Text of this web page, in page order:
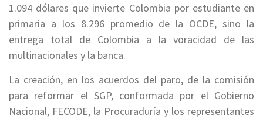
1.094 dólares que invierte Colombia por estudiante en
primaria a los 8.296 promedio de la OCDE, sino la
entrega total de Colombia a la voracidad de las
multinacionales y la banca.
La creación, en los acuerdos del paro, de la comisión
para reformar el SGP, conformada por el Gobierno
Nacional, FECODE, la Procuraduría y los representantes